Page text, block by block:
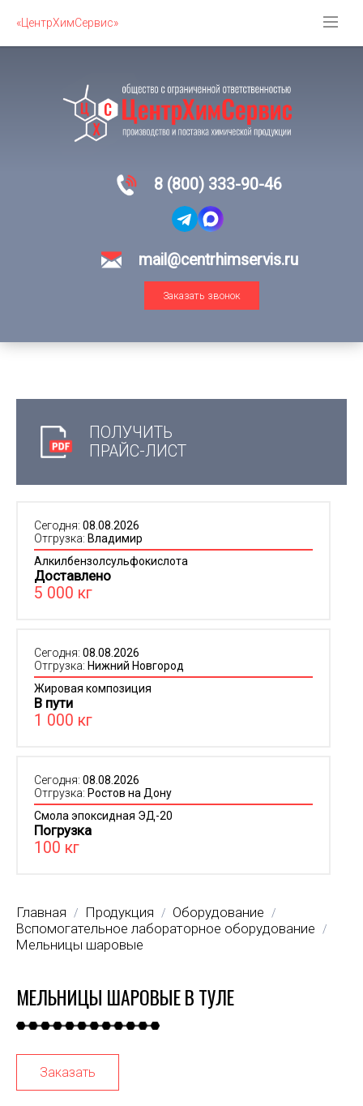
«ЦентрХимСервис»
8 (800) 333-90-46
mail@centrhimservis.ru
Заказать звонок
ПОЛУЧИТЬ
ПРАЙС-ЛИСТ
Сегодня: 08.08.2026
Отгрузка: Владимир
Алкилбензолсульфокислота
Доставлено
5 000 кг
Сегодня: 08.08.2026
Отгрузка: Нижний Новгород
Жировая композиция
В пути
1 000 кг
Сегодня: 08.08.2026
Отгрузка: Ростов на Дону
Смола эпоксидная ЭД-20
Погрузка
100 кг
Главная / Продукция / Оборудование /
Вспомогательное лабораторное оборудование /
Мельницы шаровые
МЕЛЬНИЦЫ ШАРОВЫЕ В ТУЛЕ
Заказать